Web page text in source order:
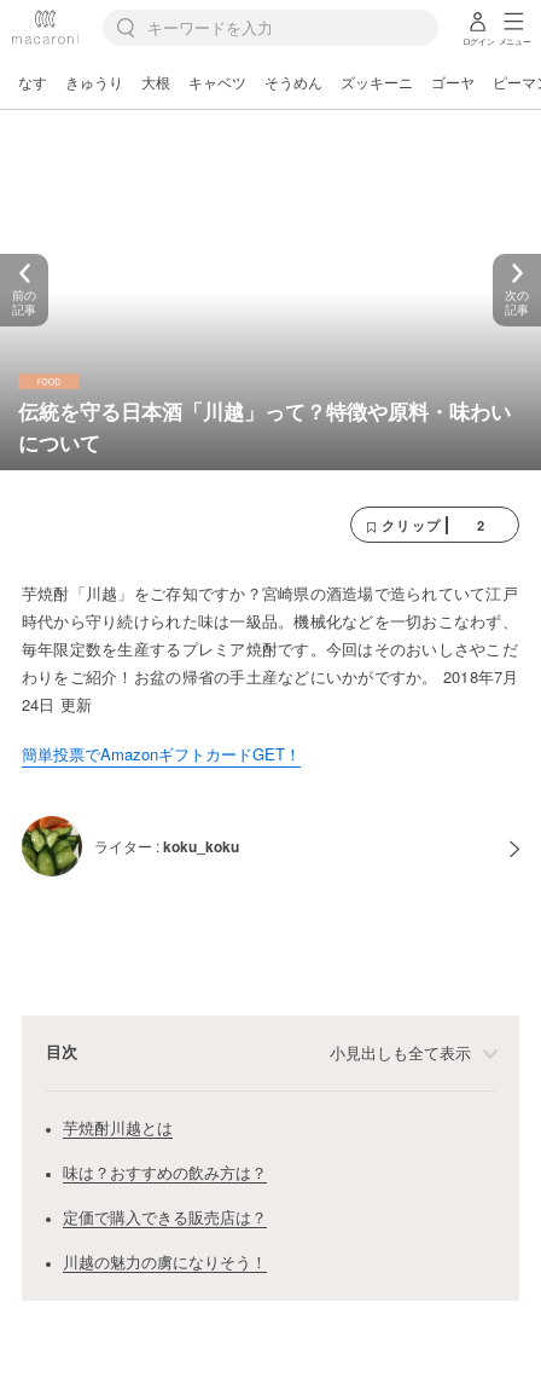
ログイン メニュー
なす きゅうり 大根 キャベツ そうめん ズッキーニ ゴーヤ ピーマ
伝統を守る日本酒「川越」って？特徴や原料・味わい
について
前の
記事
次の
記事
クリップ 2
芋焼酎「川越」をご存知ですか？宮崎県の酒造場で造られていて江戸
時代から守り続けられた味は一級品。機械化などを一切おこなわず、
毎年限定数を生産するプレミア焼酎です。今回はそのおいしさやこだ
わりをご紹介！お盆の帰省の手土産などにいかがですか。 2018年7月
24日 更新
簡単投票でAmazonギフトカードGET！
ライター :koku_koku
目次 小見出しも全て表示
芋焼酎川越とは
味は？おすすめの飲み方は？
定価で購入できる販売店は？
川越の魅力の虜になりそう！